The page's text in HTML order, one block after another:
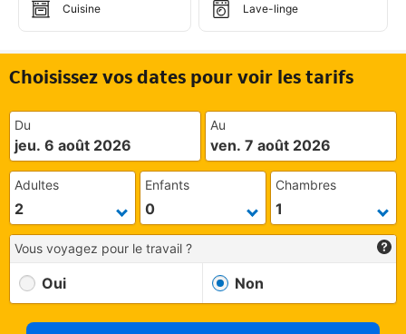
Cuisine Lave-linge
Choisissez vos dates pour voir les tarifs
Du
jeu. 6 août 2026
Au
ven. 7 août 2026
Adultes Enfants Chambres
Vous voyagez pour le travail ?
Oui Non